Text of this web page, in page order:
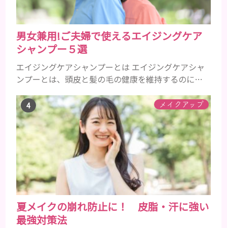
男女兼用!ご夫婦で使えるエイジングケア
シャンプー５選
エイジングケアシャンプーとは エイジングケアシャ
ンプーとは、頭皮と髪の毛の健康を維持するのに必
シャンプーのことです。 加齢とともに気になるの
は、髪のボリュームやハリやコシ、ツヤなどがなく
なってくることや、抜け毛や薄毛、白髪など様々で
す。 自分の改善したい症状に効果的なエイジングケ
アシャンプーを使うことが大事です。 一般的に頭皮
環境をよくするには、アミノ...
メイクアップ
夏メイクの崩れ防止に！ 皮脂・汗に強い
最強対策法